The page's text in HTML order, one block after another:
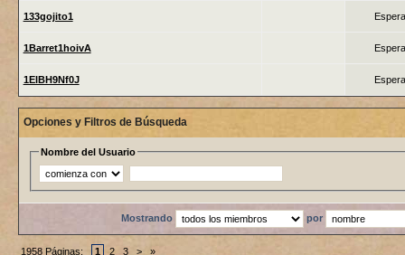
133gojito1
1Barret1hoivA
1ElBH9Nf0J
Opciones y Filtros de Búsqueda
Nombre del Usuario
Mostrando por
1958 Páginas: 1 2 3 > »